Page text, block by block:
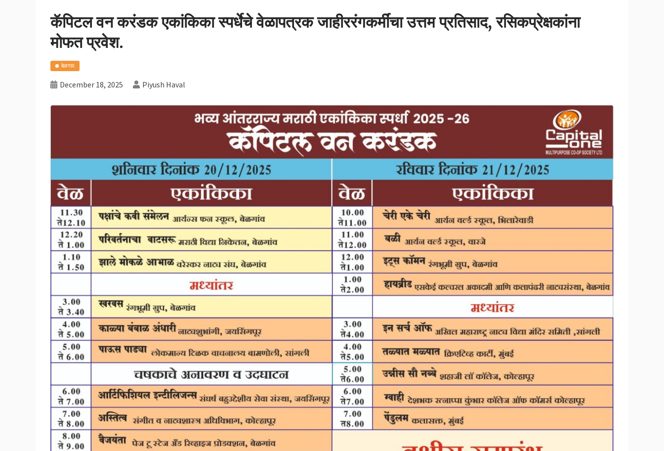
कॅपिटल वन करंडक एकांकिका स्पर्धेचे वेळापत्रक जाहीररंगकर्मींचा उत्तम प्रतिसाद, रसिकप्रेक्षकांना
मोफत प्रवेश.
बेळगाव
December 18, 2025 Piyush Haval